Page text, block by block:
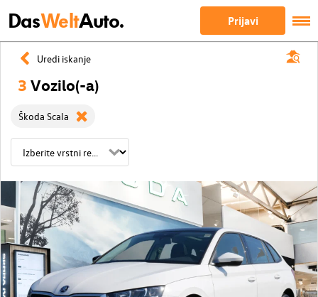
DasWeltAuto. Prijavi
Uredi iskanje
3 Vozilo(-a)
Škoda Scala